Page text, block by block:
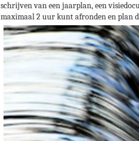
schrijven van een jaarplan, een
maximaal 2 uur kunt afronden en plan